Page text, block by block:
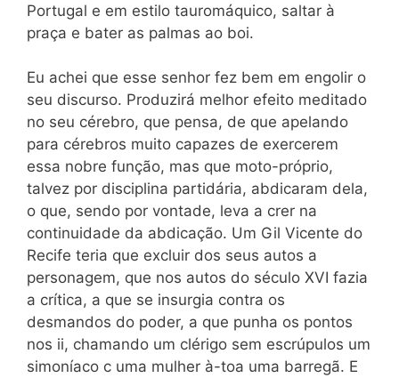
Portugal e em estilo tauromáquico, saltar à
praça e bater as palmas ao boi.
Eu achei que esse senhor fez bem em engolir o
seu discurso. Produzirá melhor efeito meditado
no seu cérebro, que pensa, de que apelando
para cérebros muito capazes de exercerem
essa nobre função, mas que moto-próprio,
talvez por disciplina partidária, abdicaram dela,
o que, sendo por vontade, leva a crer na
continuidade da abdicação. Um Gil Vicente do
Recife teria que excluir dos seus autos a
personagem, que nos autos do século XVI fazia
a crítica, a que se insurgia contra os
desmandos do poder, a que punha os pontos
nos ii, chamando um clérigo sem escrúpulos um
simoníaco c uma mulher à-toa uma barregã. E